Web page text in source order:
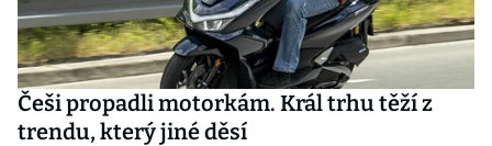
Češi propadli motorkám. Král trhu těží z
trendu, který jiné děsí